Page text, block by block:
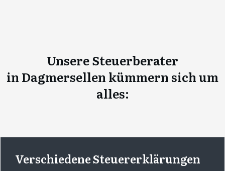
Unsere Steuerberater
in Dagmersellen kümmern sich um
alles:
Verschiedene Steuererklärungen